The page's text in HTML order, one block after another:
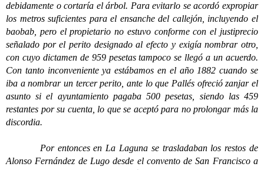
debidamente o cortaría el árbol. Para evitarlo se acordó expropiar
los metros suficientes para el ensanche del callejón, incluyendo el
baobab, pero el propietario no estuvo conforme con el justiprecio
señalado por el perito designado al efecto y exigía nombrar otro,
con cuyo dictamen de 959 pesetas tampoco se llegó a un acuerdo.
Con tanto inconveniente ya estábamos en el año 1882 cuando se
iba a nombrar un tercer perito, ante lo que Pallés ofreció zanjar el
asunto si el ayuntamiento pagaba 500 pesetas, siendo las 459
restantes por su cuenta, lo que se aceptó para no prolongar más la
discordia.
Por entonces en La Laguna se trasladaban los restos de
Alonso Fernández de Lugo desde el convento de San Francisco a